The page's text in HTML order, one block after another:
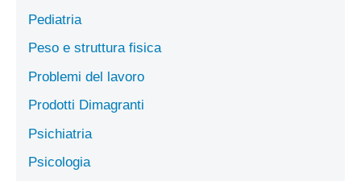
Pediatria
Peso e struttura fisica
Problemi del lavoro
Prodotti Dimagranti
Psichiatria
Psicologia